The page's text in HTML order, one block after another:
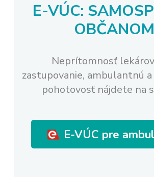
E-VÚC:
OBČANOM
Neprítomnosť
zastupovanie, ambulantnú
pohotovosť nájdete na
E-VÚC pre